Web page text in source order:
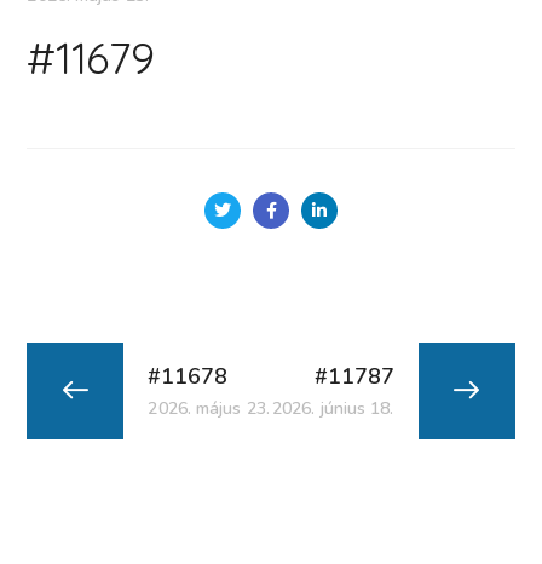
#11679
#11678
2026. május 23.
#11787
2026. június 18.